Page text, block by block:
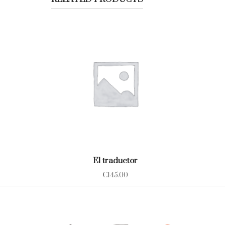
El traductor
€145.00